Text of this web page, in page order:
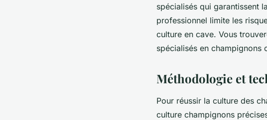
spécialisés qui garantissent
professionnel limite les
culture en cave. Vous
spécialisés en champignons
Méthodologie et
Pour réussir la culture des
culture champignons